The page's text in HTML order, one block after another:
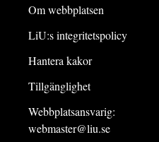
Om webbplatsen
LiU:s integritetspolicy
Hantera kakor
Tillgänglighet
Webbplatsansvarig:
webmaster@liu.se